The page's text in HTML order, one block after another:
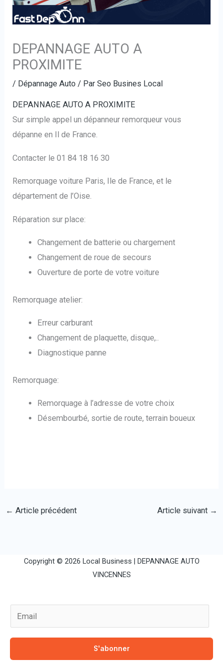
DEPANNAGE AUTO A
PROXIMITE
/ Dépannage Auto / ParSeo Busines Local
DEPANNAGE AUTO A PROXIMITE
Sur simple appel un dépanneur remorqueur vous
dépanne en Il de France.
Contacter le 01 84 18 16 30
Remorquage voiture Paris, Ile de France, et le
département de l’Oise.
Réparation sur place:
Changement de batterie ou chargement
Changement de roue de secours
Ouverture de porte de votre voiture
Remorquage atelier:
Erreur carburant
Changement de plaquette, disque,..
Diagnostique panne
Remorquage:
Remorquage à l’adresse de votre choix
Désembourbé, sortie de route, terrain boueux
← Article précédent Article suivant →
Copyright © 2026 Local Business | DEPANNAGE AUTO
VINCENNES
m
a
i
S'abonner